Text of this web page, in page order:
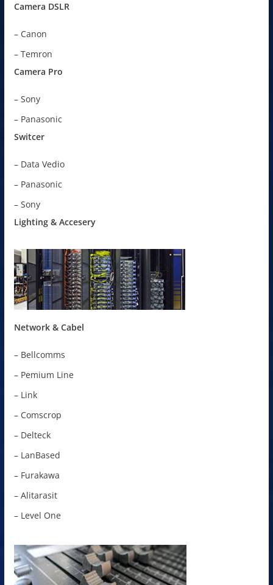
Camera DSLR
– Canon
– Temron
Camera Pro
– Sony
– Panasonic
Switcer
– Data Vedio
– Panasonic
– Sony
Lighting & Accesery
Network & Cabel
– Bellcomms
– Pemium Line
– Link
– Comscrop
– Delteck
– LanBased
– Furakawa
– Alitarasit
– Level One